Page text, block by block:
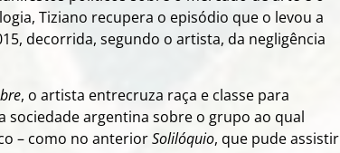
Tiziano recupera o episódio que o levou a
decorrida, segundo o artista, da negligência
, o artista entrecruza raça e classe para
sociedade argentina sobre o grupo ao qual
– como no anteriorSolilóquio, que pude assistir